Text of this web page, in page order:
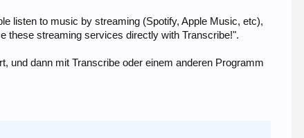
listen to music by streaming (Spotify, Apple Music, etc),
these streaming services directly with Transcribe!".
und dann mit Transcribe oder einem anderen Programm